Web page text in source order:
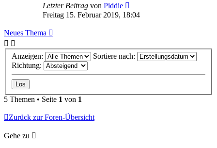
Letzter Beitrag von Piddie
Freitag 15. Februar 2019, 18:04
Neues Thema
Anzeigen:
Sortiere nach:
Richtung:
5 Themen • Seite 1 von 1
Zurück zur Foren-Übersicht
Gehe zu